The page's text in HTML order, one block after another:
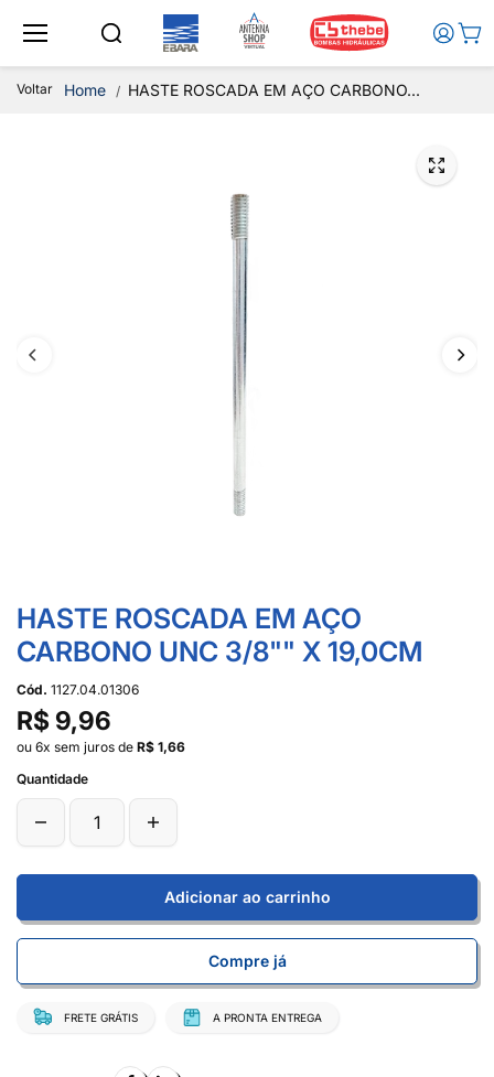
conteúd
Voltar Home HASTE ROSCADA EM AÇO CARBONO...
HASTE ROSCADA EM AÇO
CARBONO UNC 3/8"" X 19,0CM
Cód. 1127.04.01306
R$ 9,96
ou 6x sem juros de R$ 1,66
Quantidade
Adicionar ao carrinho
Compre já
FRETE GRÁTIS A PRONTA ENTREGA